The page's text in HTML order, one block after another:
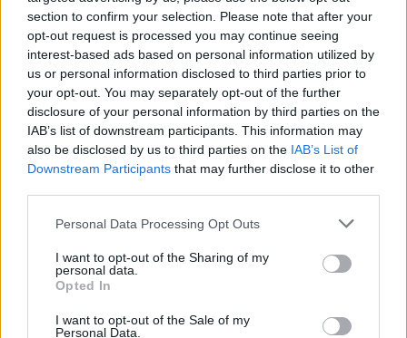
section to confirm your selection. Please note that after your
opt-out request is processed you may continue seeing
interest-based ads based on personal information utilized by
us or personal information disclosed to third parties prior to
your opt-out. You may separately opt-out of the further
disclosure of your personal information by third parties on the
IAB’s list of downstream participants. This information may
also be disclosed by us to third parties on the IAB’s List of
Downstream Participants that may further disclose it to other
Personal Data Processing Opt Outs
I want to opt-out of the Sharing of my
personal data.
Opted In
I want to opt-out of the Sale of my
Personal Data.
jego wierszy, poematów i dramatów, które nie
należą do najprostszych. Jednak, gdy skupić się
na nich, można odkryć treści dużo głębsze od
tych, które chcieli nam przekazać dużo
popularniejsi poeci epoki.